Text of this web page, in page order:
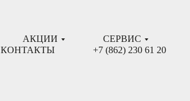
АКЦИИ
СЕРВИС
КОНТАКТЫ +7 (862) 230 61 20